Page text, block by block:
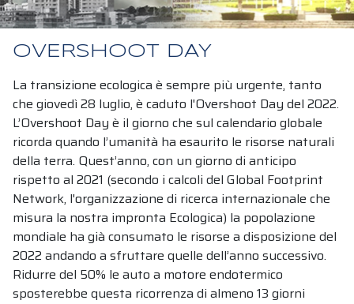
OVERSHOOT DAY
La transizione ecologica è sempre più urgente, tanto
che giovedì 28 luglio, è caduto l'Overshoot Day del 2022.
L’Overshoot Day è il giorno che sul calendario globale
ricorda quando l’umanità ha esaurito le risorse naturali
della terra. Quest’anno, con un giorno di anticipo
rispetto al 2021 (secondo i calcoli del Global Footprint
Network, l'organizzazione di ricerca internazionale che
misura la nostra impronta Ecologica) la popolazione
mondiale ha già consumato le risorse a disposizione del
2022 andando a sfruttare quelle dell’anno successivo.
Ridurre del 50% le auto a motore endotermico
sposterebbe questa ricorrenza di almeno 13 giorni